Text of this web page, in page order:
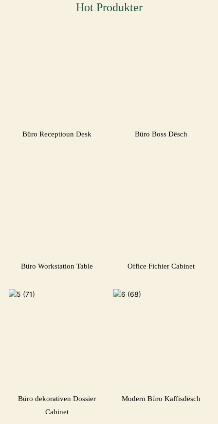
Hot Produkter
Büro Receptioun Desk Büro Boss Dësch
Büro Workstation Table Office Fichier Cabinet
Büro dekorativen Dossier
Cabinet
Modern Büro Kaffisdësch